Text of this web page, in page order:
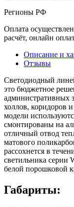
Регионы РФ
Оплата
расчёт, онлайн
Описание и
Отзывы
Светодиодный
это бюджетное
административных
холлов, коридоров
модели
смонтированы на
отличный отвод
матового
рассохнется в
светильника серии
белой порошковой
Габариты: